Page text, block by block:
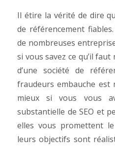
Il étire la vérité de dire
de référencement
de nombreuses
si vous savez ce qu’il
d’une société de
fraudeurs embauche est
mieux si vous vous
substantielle de SEO et
elles vous promettent
leurs objectifs sont